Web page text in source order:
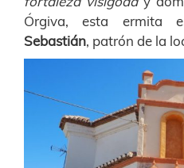
Órgiva, esta ermita
Sebastián, patrón de la